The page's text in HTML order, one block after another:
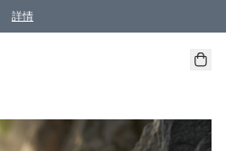
詳情
85折】
2件9折/3件85折/5件8折】
列2件9折】
85折
2件88折 3件85折
9折
/3件85折/5件8折】
3件85折/5件8折】
BODY OIL 組2件88折/3件85折】
88折】
/3件85折】
2件88折/3件85折/4件或以上8折】
獎賞優惠 !! 記得去賬户資料填上生日日期啦 !
免運費